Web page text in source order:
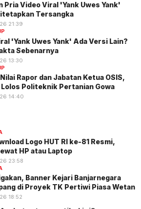
Pria Video Viral 'Yank Uwes Yank'
Tersangka
21:39
'Yank Uwes Yank' Ada Versi Lain?
Sebenarnya
13:30
Rapor dan Jabatan Ketua OSIS,
Politeknik Pertanian Gowa
14:40
Logo HUT RI ke-81 Resmi,
HP atau Laptop
23:58
Banner Kejari Banjarnegara
di Proyek TK Pertiwi Piasa Wetan
18:52